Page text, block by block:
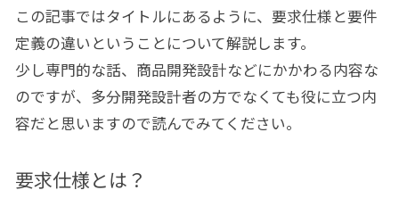
この記事ではタイトルにあるように、要求仕様と要件
定義の違いということについて解説します。
少し専門的な話、商品開発設計などにかかわる内容な
のですが、多分開発設計者の方でなくても役に立つ内
容だと思いますので読んでみてください。
要求仕様とは？